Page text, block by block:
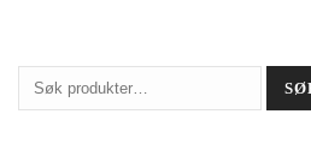
Søk
etter: